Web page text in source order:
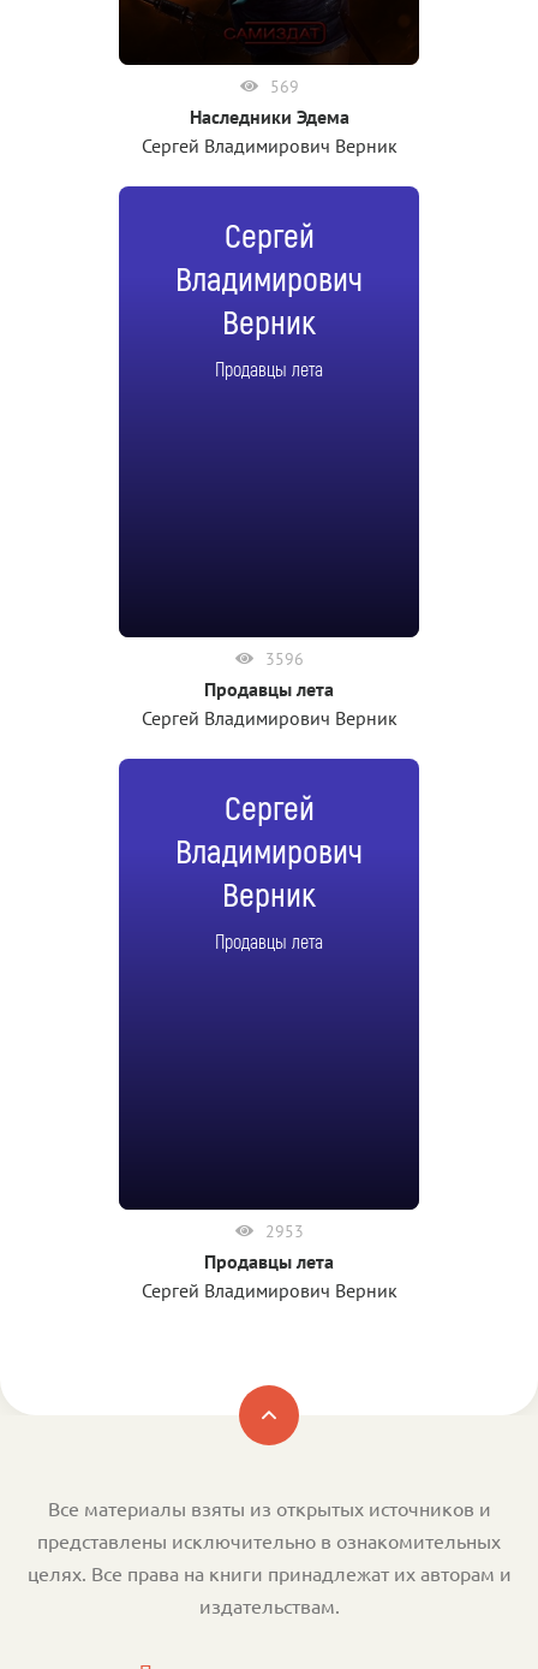
569
Наследники Эдема
Сергей Владимирович Верник
Сергей
Владимирович
Верник
Продавцы лета
3596
Продавцы лета
Сергей Владимирович Верник
Сергей
Владимирович
Верник
Продавцы лета
2953
Продавцы лета
Сергей Владимирович Верник
Все материалы взяты из открытых источников и
представлены исключительно в ознакомительных
целях. Все права на книги принадлежат их авторам и
издательствам.